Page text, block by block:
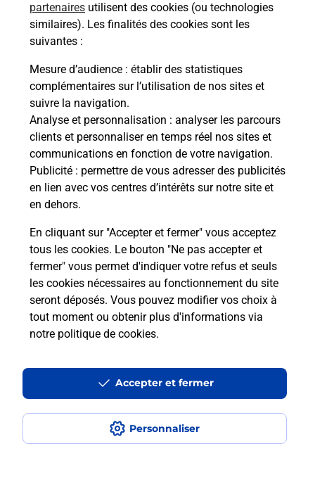
partenaires utilisent des cookies (ou technologies
similaires). Les finalités des cookies sont les
suivantes :
Mesure d’audience : établir des statistiques
complémentaires sur l’utilisation de nos sites et
suivre la navigation.
Analyse et personnalisation : analyser les parcours
clients et personnaliser en temps réel nos sites et
communications en fonction de votre navigation.
Publicité : permettre de vous adresser des publicités
en lien avec vos centres d’intérêts sur notre site et
en dehors.
En cliquant sur "Accepter et fermer" vous acceptez
tous les cookies. Le bouton "Ne pas accepter et
fermer" vous permet d'indiquer votre refus et seuls
les cookies nécessaires au fonctionnement du site
seront déposés. Vous pouvez modifier vos choix à
tout moment ou obtenir plus d'informations via
notre politique de cookies.
Personnaliser
Accepter et fermer
La téléassistance classique avec
médaillon d’alarme qu’est ce que
c’est ?
Comment fonctionne la
téléassistance classique ?
Comment est installée la
téléassistance classique ?
Localiser Liste
Liste - téléassistance
Pyrénées Atlantiques - téléassistance
Asson - téléassistance
Accessibilité : partiellement conforme
Conditions contractuelles
Mentions légales